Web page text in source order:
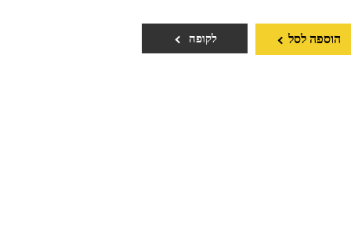
הוספה לסל לקופה